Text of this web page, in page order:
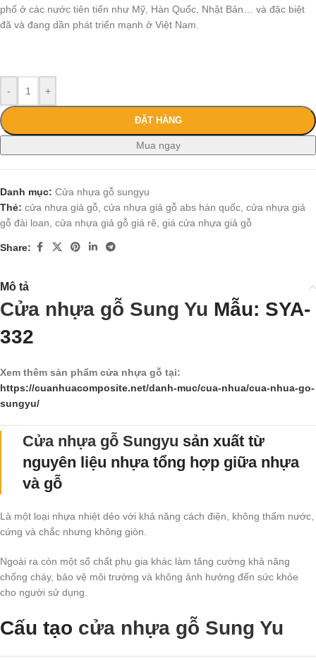
phố ở các nước tiên tiến như Mỹ, Hàn Quốc, Nhật Bản… và đặc biệt
đã và đang dần phát triển mạnh ở Việt Nam.
- +
ĐẶT HÀNG
Mua ngay
Danh mục: Cửa nhựa gỗ sungyu
Thẻ: cửa nhựa giả gỗ cửa nhựa giả gỗ abs hàn quốc cửa nhựa giả
gỗ đài loan cửa nhựa giả gỗ giá rẽ giá cửa nhựa giả gỗ
Share:
Mô tả
Cửa nhựa gỗ Sung Yu Mẫu: SYA-
332
Xem thêm sản phẩm cửa nhựa gỗ tại:
https://cuanhuacomposite.net/danh-muc/cua-nhua/cua-nhua-go-
sungyu/
Cửa nhựa gỗ Sungyu sản xuất từ
nguyên liệu nhựa tổng hợp giữa nhựa
và gỗ
Là một loại nhựa nhiệt dẻo với khả năng cách điện, không thấm nước,
cứng và chắc nhưng không giòn.
Ngoài ra còn một số chất phụ gia khác làm tăng cường khả năng
chống cháy, bảo vệ môi trường và không ảnh hưởng đến sức khỏe
cho người sử dụng.
Cấu tạo cửa nhựa gỗ Sung Yu